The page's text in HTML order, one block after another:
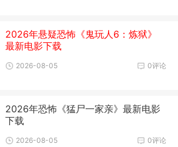
2026年悬疑恐怖《鬼玩人6：炼狱》
最新电影下载
0评论
2026-08-05
2026年恐怖《猛尸一家亲》最新电影
下载
0评论
2026-08-05